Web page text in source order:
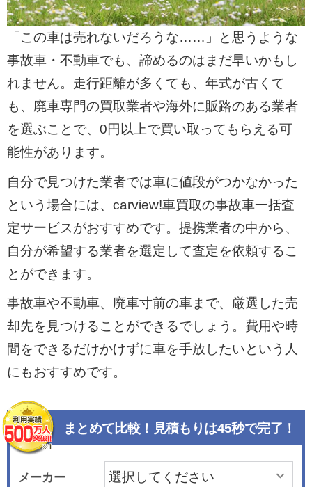
「この車は売れないだろうな……」と思うような
事故車・不動車でも、諦めるのはまだ早いかもし
れません。走行距離が多くても、年式が古くて
も、廃車専門の買取業者や海外に販路のある業者
を選ぶことで、0円以上で買い取ってもらえる可
能性があります。
自分で見つけた業者では車に値段がつかなかった
という場合には、carview!車買取の事故車一括査
定サービスがおすすめです。提携業者の中から、
自分が希望する業者を選定して査定を依頼するこ
とができます。
事故車や不動車、廃車寸前の車まで、厳選した売
却先を見つけることができるでしょう。費用や時
間をできるだけかけずに車を手放したいという人
にもおすすめです。
まとめて比較！見積もりは45秒で完了！
メーカー